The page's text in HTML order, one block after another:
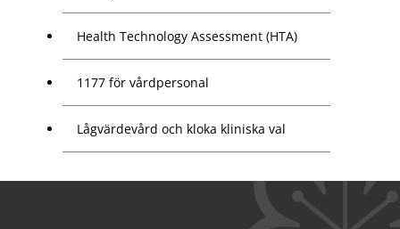
Health Technology Assessment (HTA)
1177 för vårdpersonal
Lågvärdevård och kloka kliniska val